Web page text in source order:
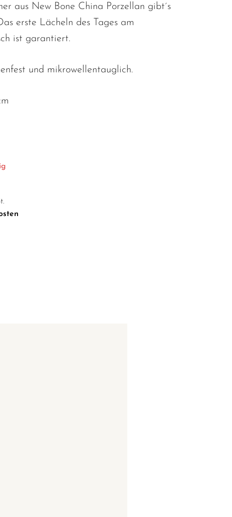
aus New Bone China Porzellan gibt´s
erste Lächeln des Tages am
ist garantiert.
und mikrowellentauglich.